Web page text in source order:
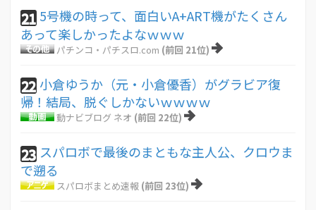
21 5号機の時って、面白いA+ART機がたくさん
あって楽しかったよなｗｗｗ
パチンコ・パチスロ.com (前回 21位)
22 小倉ゆうか（元・小倉優香）がグラビア復
帰！結局、脱ぐしかないｗｗｗｗ
動ナビブログ ネオ (前回 22位)
23 スパロボで最後のまともな主人公、クロウま
で遡る
スパロボまとめ速報 (前回 23位)